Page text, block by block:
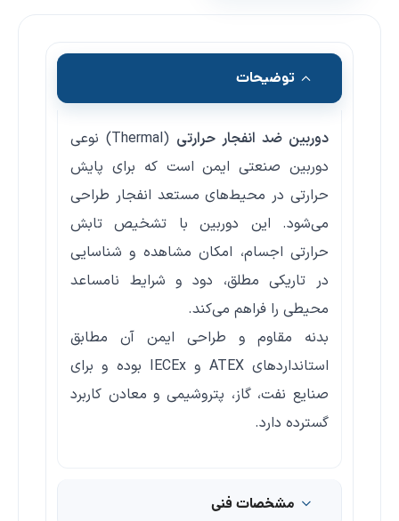
توضیحات
دوربین ضد انفجار حرارتی
(Thermal) نوعی
دوربین صنعتی ایمن است که برای پایش
حرارتی در محیط‌های مستعد انفجار طراحی
می‌شود. این دوربین با تشخیص تابش
حرارتی اجسام، امکان مشاهده و شناسایی
در تاریکی مطلق، دود و شرایط نامساعد
محیطی را فراهم می‌کند.
بدنه مقاوم و طراحی ایمن آن مطابق
استانداردهای ATEX و IECEx بوده و برای
صنایع نفت، گاز، پتروشیمی و معادن کاربرد
گسترده دارد.
مشخصات فنی